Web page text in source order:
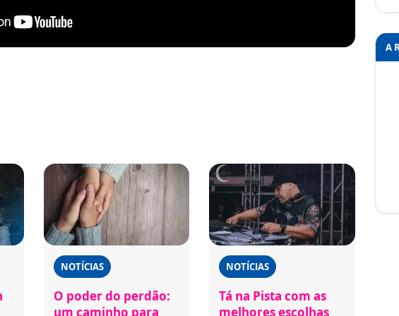
NOTÍCIAS
O poder do perdão:
um caminho para
NOTÍCIAS
Tá na Pista com as
melhores escolhas
A